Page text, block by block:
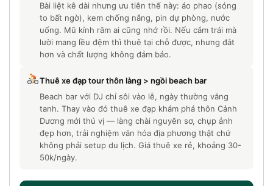
Bài liệt kê dài nhưng ưu tiên thế này: áo phao (sóng
to bất ngờ), kem chống nắng, pin dự phòng, nước
uống. Mũ kính râm ai cũng nhớ rồi. Nếu cắm trái mà
lười mang lều đệm thì thuê tại chỗ được, nhưng đắt
hơn và chất lượng không đảm bảo.
Thuê xe đạp tour thôn làng > ngồi beach bar
Beach bar với DJ chỉ sôi vào lễ, ngày thường vắng
tanh. Thay vào đó thuê xe đạp khám phá thôn Cảnh
Dương mới thú vị — làng chài nguyên sơ, chụp ảnh
đẹp hơn, trải nghiệm văn hóa địa phương thật chứ
không phải setup du lịch. Giá thuê xe rẻ, khoảng 30-
50k/ngày.